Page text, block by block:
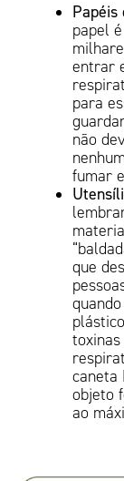
Papéis
papel
entrar
para
não
fumar
que
caneta
objeto
ao